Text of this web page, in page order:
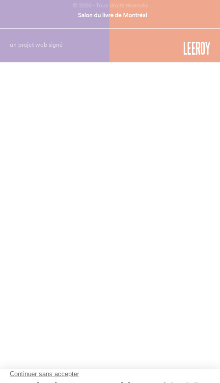
© 2026 - Tous droits réservés
un projet web signé